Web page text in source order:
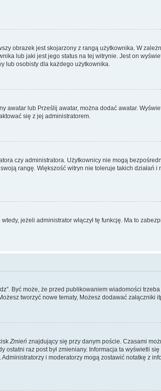
obrazek jest skojarzony z rangą użytkownika. W
lub jaki jest jego status na tej witrynie. Jest on
lub osobisty dla każdego użytkownika.
awatar lub Prześlij awatar, można dodać awatar.
się z jej administratorem.
czy administratora. Użytkownicy nie mogą
rangę. Większość witryn nie toleruje takich działań i
jeżeli administrator włączył tę funkcję. Ma to
Być może, że przed publikowaniem wiadomości
tworzyć nowe tematy, Możesz dodawać załączniki
Zmień znajdujący się przy danym poście. Czasami
raz post był zmieniany. Informacja ta wyświetli się
i moderatorzy mogą zostawić notatkę z